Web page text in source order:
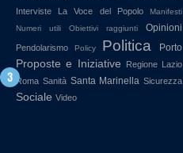
Interviste
La Voce del Popolo
Manifesti
Numeri utili
Obiettivi raggiunti Opinioni
Pendolarismo Policy Politica Porto
Proposte e Iniziative
Regione Lazio
Roma Sanità Santa Marinella Sicurezza
Sociale Video